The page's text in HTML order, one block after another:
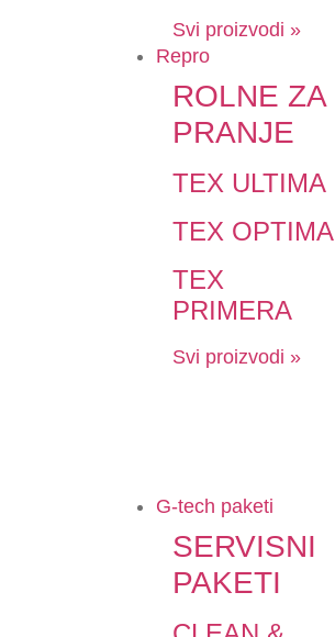
Svi proizvodi »
Repro
ROLNE ZA
PRANJE
TEX ULTIMA
TEX OPTIMA
TEX
PRIMERA
Svi proizvodi »
G-tech paketi
SERVISNI
PAKETI